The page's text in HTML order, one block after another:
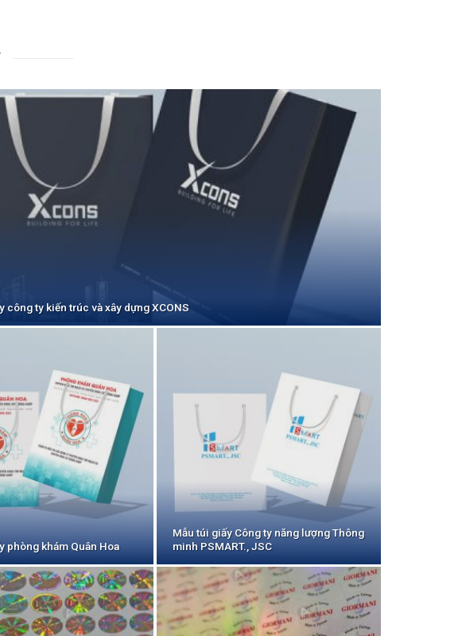
công ty kiến trúc và xây dựng XCONS
phòng khám Quân Hoa
Mẫu túi giấy Công ty năng lượng Thông
minh PSMART., JSC